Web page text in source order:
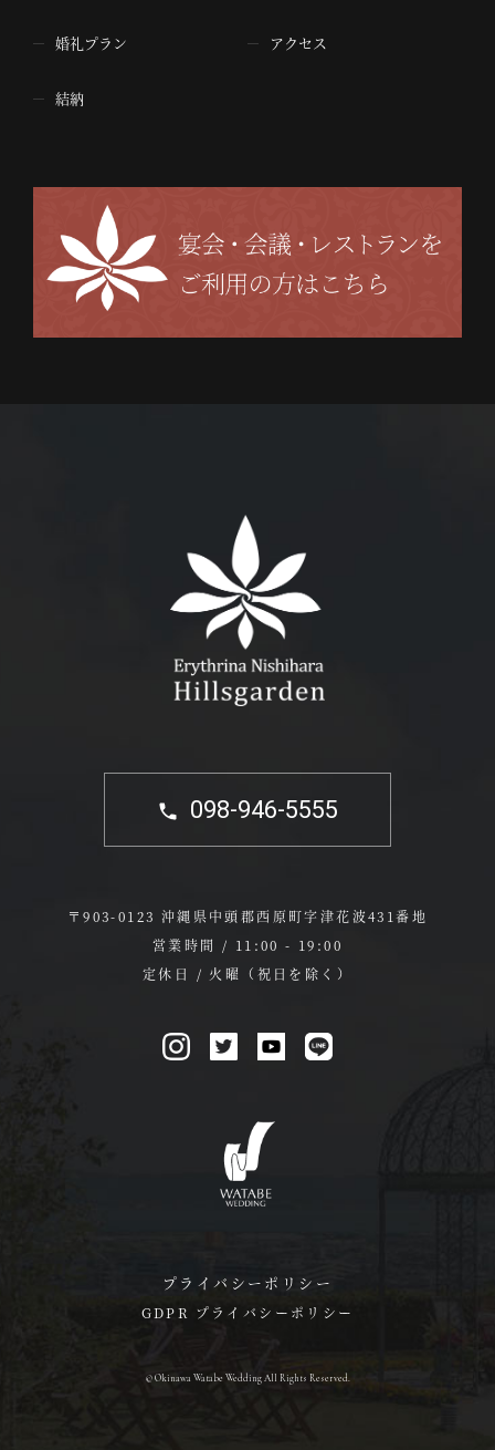
婚礼プラン
結納
アクセス
098-946-5555
〒903-0123 沖縄県中頭郡西原町字津花波431番地
営業時間 / 11:00 - 19:00
定休日 / 火曜（祝日を除く）
プライバシーポリシー
GDPR プライバシーポリシー
© Okinawa Watabe Wedding All Rights Reserved.